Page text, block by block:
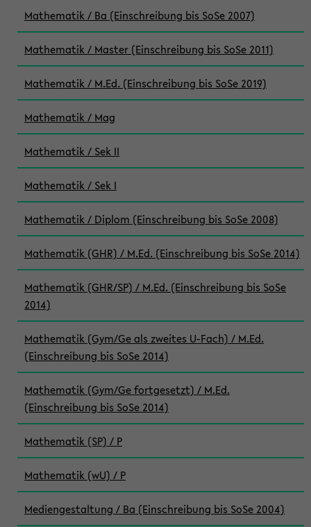
Mathematik / Ba (Einschreibung bis SoSe 2007)
Mathematik / Master (Einschreibung bis SoSe 2011)
Mathematik / M.Ed. (Einschreibung bis SoSe 2019)
Mathematik / Mag
Mathematik / Sek II
Mathematik / Sek I
Mathematik / Diplom (Einschreibung bis SoSe 2008)
Mathematik (GHR) / M.Ed. (Einschreibung bis SoSe 2014)
Mathematik (GHR/SP) / M.Ed. (Einschreibung bis SoSe
2014)
Mathematik (Gym/Ge als zweites U-Fach) / M.Ed.
(Einschreibung bis SoSe 2014)
Mathematik (Gym/Ge fortgesetzt) / M.Ed.
(Einschreibung bis SoSe 2014)
Mathematik (SP) / P
Mathematik (wU) / P
Mediengestaltung / Ba (Einschreibung bis SoSe 2004)